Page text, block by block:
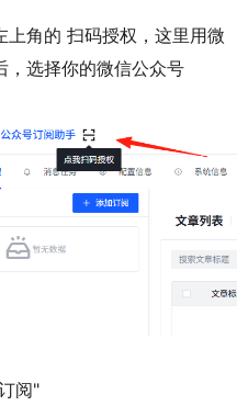
上角的 扫码授权，这里用微
，选择你的微信公众号
阅"